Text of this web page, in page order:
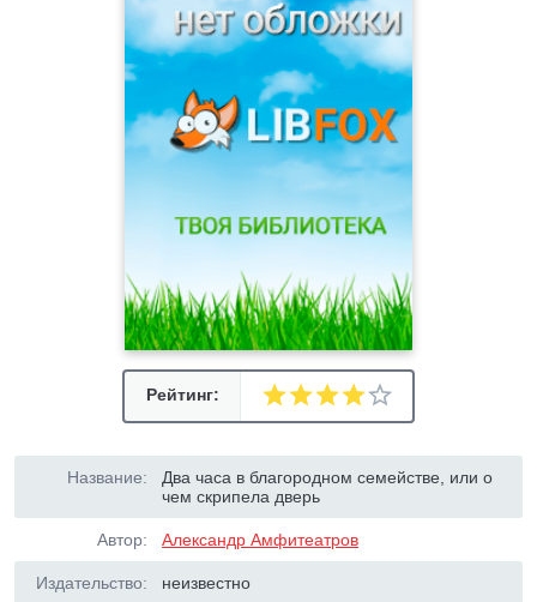
Рейтинг:
Название:
Два часа в благородном семействе, или о
чем скрипела дверь
Автор: Александр Амфитеатров
Издательство: неизвестно